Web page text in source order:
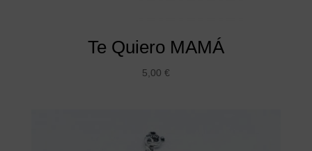
Te Quiero MAMÁ
5,00 €